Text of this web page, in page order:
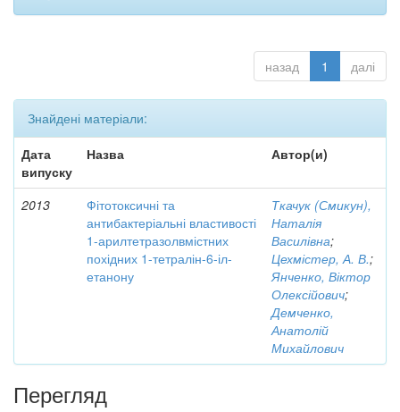
назад 1 далі
Знайдені матеріали:
Дата
випуску
Назва Автор(и)
2013
Фітотоксичні та
антибактеріальні властивості
1-арилтетразолвмістних
похідних 1-тетралін-6-іл-
етанону
Ткачук (Смикун),
Наталія
Василівна;
Цехмістер, А. В.;
Янченко, Віктор
Олексійович;
Демченко,
Анатолій
Михайлович
Перегляд